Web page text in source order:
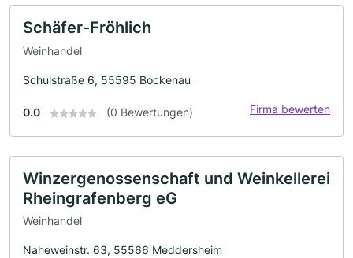
Schäfer-Fröhlich
Weinhandel
Schulstraße 6, 55595 Bockenau
0.0 (0 Bewertungen) Firma bewerten
Winzergenossenschaft und Weinkellerei
Rheingrafenberg eG
Weinhandel
Naheweinstr. 63, 55566 Meddersheim